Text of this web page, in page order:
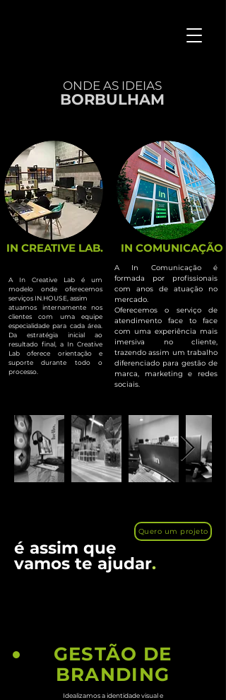
ONDE AS IDEIAS
BORBULHAM
IN CREATIVE LAB. IN COMUNICAÇÃO
A In Creative Lab é um
modelo onde oferecemos
serviços IN.HOUSE, assim
atuamos internamente nos
clientes com uma equipe
especialidade para cada área.
Da estratégia inicial ao
resultado final, a In Creative
Lab oferece orientação e
suporte durante todo o
processo.
A In Comunicação é
formada por profissionais
com anos de atuação no
mercado.
Oferecemos o serviço de
atendimento face to face
com uma experiência mais
imersiva no cliente,
trazendo assim um trabalho
diferenciado para gestão de
marca, marketing e redes
sociais.
Quero um projeto
é assim que
vamos te ajudar.
GESTÃO DE
BRANDING
Idealizamos a identidade visual e